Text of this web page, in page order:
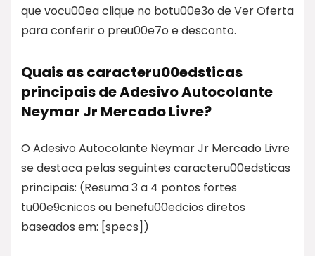
que vocu00ea clique no botu00e3o de Ver Oferta
para conferir o preu00e7o e desconto.
Quais as caracteru00edsticas
principais de Adesivo Autocolante
Neymar Jr Mercado Livre?
O Adesivo Autocolante Neymar Jr Mercado Livre
se destaca pelas seguintes caracteru00edsticas
principais: (Resuma 3 a 4 pontos fortes
tu00e9cnicos ou benefu00edcios diretos
baseados em: [specs])